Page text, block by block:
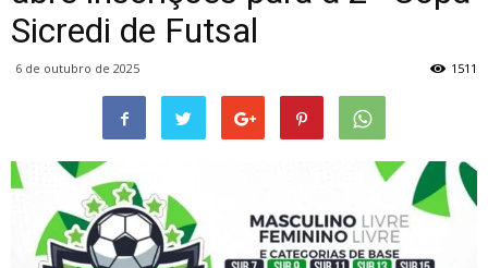
Sicredi de Futsal
6 de outubro de 2025 1511